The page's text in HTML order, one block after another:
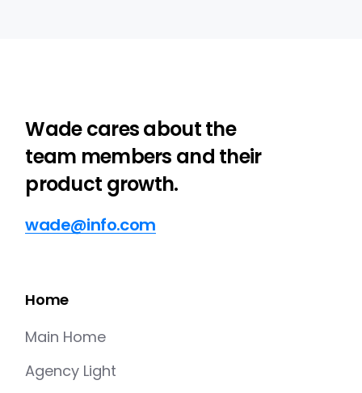
Wade cares about the
team members and their
product growth.
wade@info.com
Home
Main Home
Agency Light